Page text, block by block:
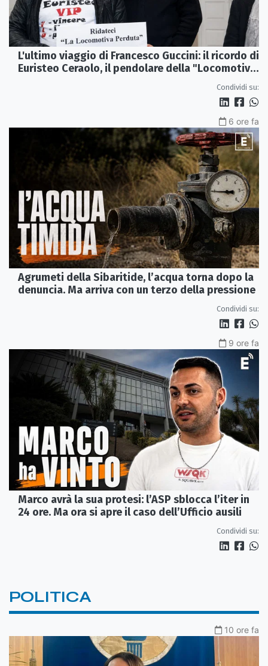
L'ultimo viaggio di Francesco Guccini: il ricordo di
Euristeo Ceraolo, il pendolare della "Locomotiva
Condividi su:
6 ore fa
Agrumeti della Sibaritide, l’acqua torna dopo la
denuncia. Ma arriva con un terzo della pressione
Condividi su:
9 ore fa
Marco avrà la sua protesi: l’ASP sblocca l’iter in
24 ore. Ma ora si apre il caso dell’Ufficio ausili
Condividi su:
POLITICA
10 ore fa